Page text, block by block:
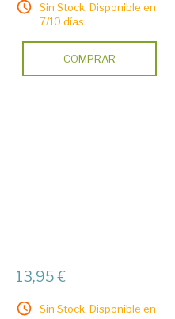
Sin Stock. Disponible en
7/10 días.
COMPRAR
13,95 €
Sin Stock. Disponible en